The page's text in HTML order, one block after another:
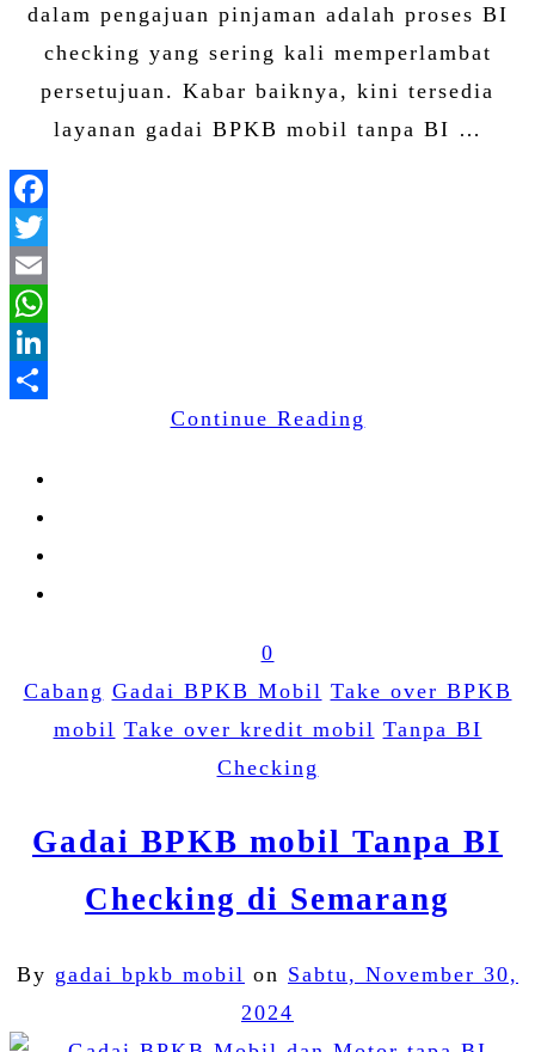
dalam pengajuan pinjaman adalah proses BI
checking yang sering kali memperlambat
persetujuan. Kabar baiknya, kini tersedia
layanan gadai BPKB mobil tanpa BI …
Share
Continue Reading
0
Cabang Gadai BPKB Mobil Take over BPKB
mobil Take over kredit mobil Tanpa BI
Checking
Gadai BPKB mobil Tanpa BI
Checking di Semarang
By gadai bpkb mobil on Sabtu, November 30,
2024